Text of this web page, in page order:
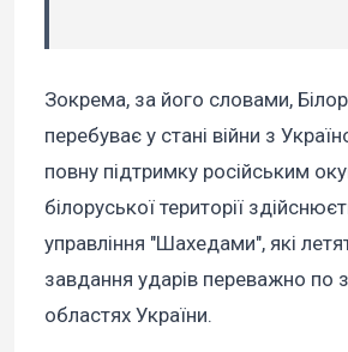
Зокрема, за його словами,
перебуває у стані війни з
повну підтримку російським
білоруської території
управління "Шахедами", які
завдання ударів переважно по
областях України.